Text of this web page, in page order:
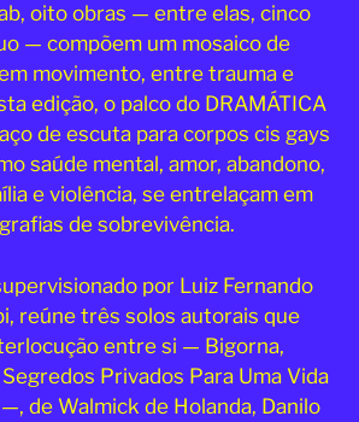
oito obras — entre elas, cinco
— compõem um mosaico de
movimento, entre trauma e
edição, o palco do DRAMÁTICA
de escuta para corpos cis gays
saúde mental, amor, abandono,
e violência, se entrelaçam em
de sobrevivência.
por Luiz Fernando
reúne três solos autorais que
entre si — Bigorna,
Privados Para Uma Vida
de Walmick de Holanda, Danilo